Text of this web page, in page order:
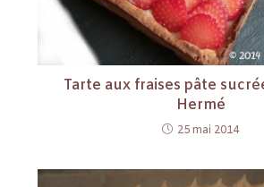
Tarte aux fraises pâte
Hermé
25 mai 2014